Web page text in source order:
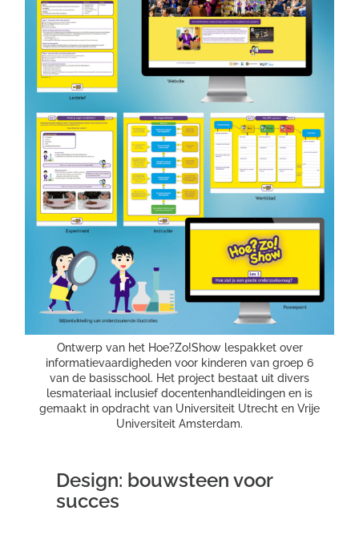
Ontwerp van het Hoe?Zo!Show lespakket over
informatievaardigheden voor kinderen van groep 6
van de basisschool. Het project bestaat uit divers
lesmateriaal inclusief docentenhandleidingen en is
gemaakt in opdracht van Universiteit Utrecht en Vrije
Universiteit Amsterdam.
Design: bouwsteen voor
succes